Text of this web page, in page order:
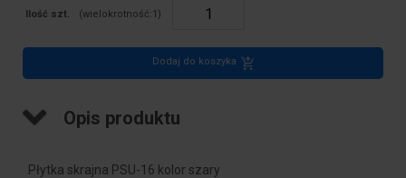
Ilość szt. (wielokrotność:1 )
Dodaj do koszyka
Opis produktu
Płytka skrajna PSU-16 kolor szary